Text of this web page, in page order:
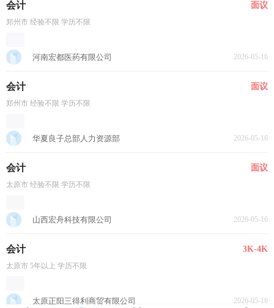
会计 面议
郑州市 经验不限 学历不限
河南宏都医药有限公司 2026-05-16
会计 面议
郑州市 经验不限 学历不限
华夏良子总部人力资源部 2026-05-16
会计 面议
太原市 经验不限 学历不限
山西宏舟科技有限公司 2026-05-16
会计 3K-4K
太原市 5年以上 学历不限
太原正阳三得利商贸有限公司 2026-05-16